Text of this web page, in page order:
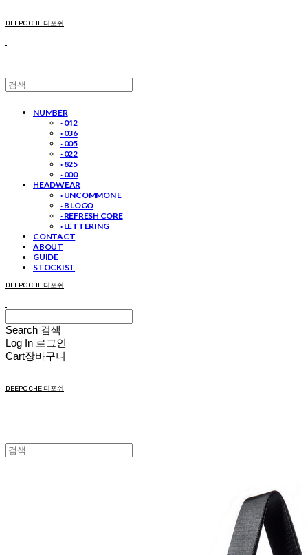
DEEPOCHE 디포쉬
NUMBER
· 042
· 036
· 005
· 022
· 825
· 000
HEADWEAR
· UNCOMMON E
· B LOGO
· REFRESH CORE
· LETTERING
CONTACT
ABOUT
GUIDE
STOCKIST
DEEPOCHE 디포쉬
Search 검색
Log In 로그인
Cart장바구니
DEEPOCHE 디포쉬